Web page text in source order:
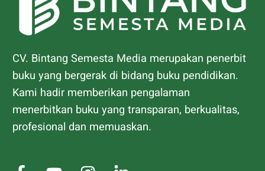
CV. Bintang Semesta Media merupakan penerbit
buku yang bergerak di bidang buku pendidikan.
Kami hadir memberikan pengalaman
menerbitkan buku yang transparan, berkualitas,
profesional dan memuaskan.